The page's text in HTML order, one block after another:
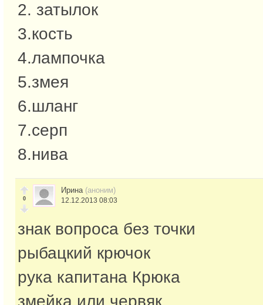
2. затылок
3.кость
4.лампочка
5.змея
6.шланг
7.серп
8.нива
0
Ирина (аноним)
12.12.2013 08:03
знак вопроса без точки
рыбацкий крючок
рука капитана Крюка
змейка или червяк